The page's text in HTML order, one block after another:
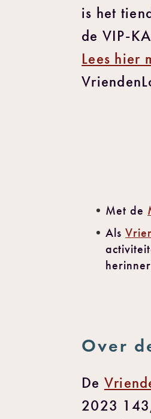
is het
de VIP-
Lees hier
Met de
Als
Over
De
2023